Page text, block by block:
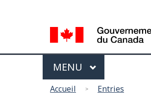
de
la
langue
Menu
MAIN
MENU
Accueil Entries